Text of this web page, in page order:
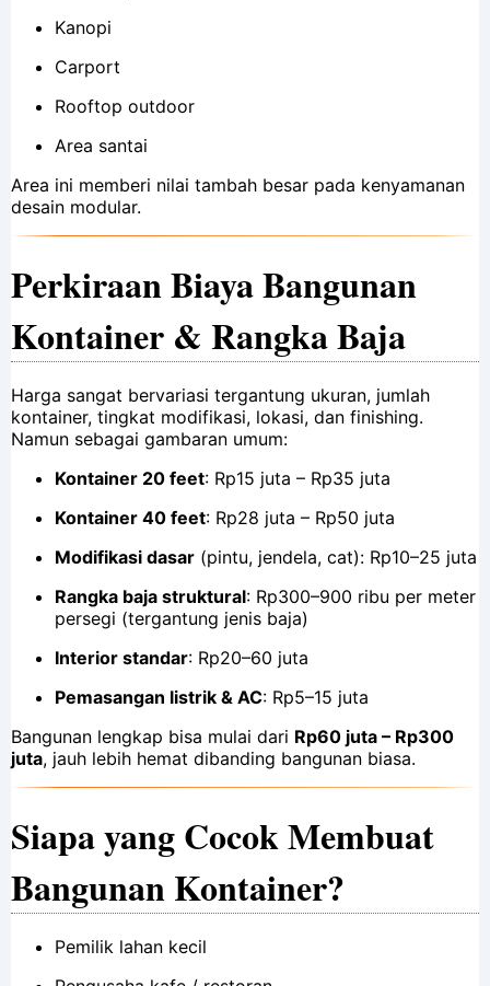
Kanopi
Carport
Rooftop outdoor
Area santai
Area ini memberi nilai tambah besar pada kenyamanan
desain modular.
Perkiraan Biaya Bangunan
Kontainer & Rangka Baja
Harga sangat bervariasi tergantung ukuran, jumlah
kontainer, tingkat modifikasi, lokasi, dan finishing.
Namun sebagai gambaran umum:
Kontainer 20 feet: Rp15 juta – Rp35 juta
Kontainer 40 feet: Rp28 juta – Rp50 juta
Modifikasi dasar (pintu, jendela, cat): Rp10–25 juta
Rangka baja struktural: Rp300–900 ribu per meter
persegi (tergantung jenis baja)
Interior standar: Rp20–60 juta
Pemasangan listrik & AC: Rp5–15 juta
Bangunan lengkap bisa mulai dari Rp60 juta – Rp300
juta, jauh lebih hemat dibanding bangunan biasa.
Siapa yang Cocok Membuat
Bangunan Kontainer?
Pemilik lahan kecil